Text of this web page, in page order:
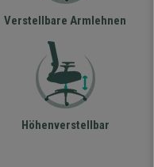
Verstellbare Armlehnen
Höhenverstellbar